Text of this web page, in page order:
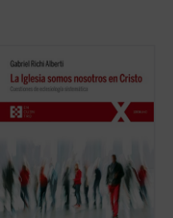
una reflexión crítica y sistemática sobre la
Iglesia, el pueblo de los fieles cristianos,
realidad visible y tangible para el hombre
ella, se puede ...